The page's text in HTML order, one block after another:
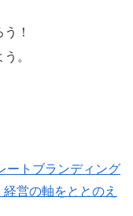
！
。
ートブランディング
営の軸をととのえ